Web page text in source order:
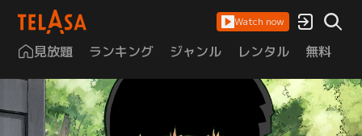
Watch now
見放題 ランキング ジャンル レンタル 無料